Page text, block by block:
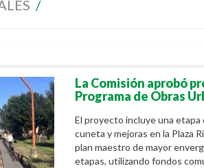
/
La Comisión aprobó
Programa de Obras
El proyecto incluye una
cuneta y mejoras en la Plaza
plan maestro de mayor
etapas, utilizando fondos